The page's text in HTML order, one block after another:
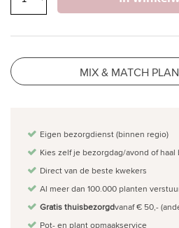
MIX & MATCH
Eigen bezorgdienst (binnen regio)
Kies zelf je bezorgdag/avond of haal
Direct van de beste kwekers
Al meer dan 100.000 planten
Gratis thuisbezorgdvanaf € 50,-
Pot- en plant opmaakservice